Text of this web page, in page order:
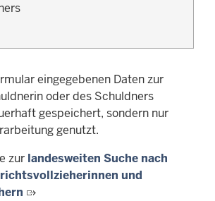
eingegebenen Daten zur
oder des Schuldners
gespeichert, sondern nur
genutzt.
zur landesweiten Suche nach
und